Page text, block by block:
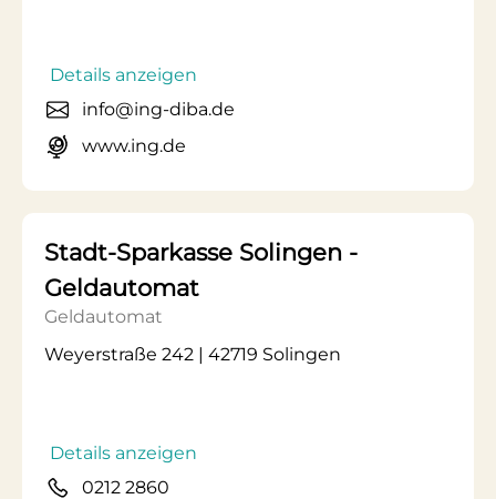
Details anzeigen
info@ing-diba.de
www.ing.de
Stadt-Sparkasse Solingen -
Geldautomat
Geldautomat
Weyerstraße 242 | 42719 Solingen
Details anzeigen
0212 2860